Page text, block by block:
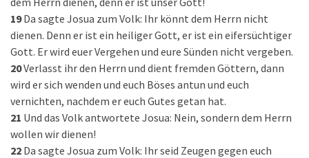
19 Da sagte Josua zum Volk: Ihr könnt dem Herrn nicht
dienen. Denn er ist ein heiliger Gott, er ist ein eifersüchtiger
Gott. Er wird euer Vergehen und eure Sünden nicht vergeben.
20Verlasst ihr den Herrn und dient fremden Göttern, dann
wird er sich wenden und euch Böses antun und euch
vernichten, nachdem er euch Gutes getan hat.
21 Und das Volk antwortete Josua: Nein, sondern dem Herrn
wollen wir dienen!
22 Da sagte Josua zum Volk: Ihr seid Zeugen gegen euch